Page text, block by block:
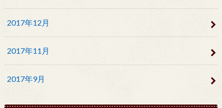
2017年12月
2017年11月
2017年9月